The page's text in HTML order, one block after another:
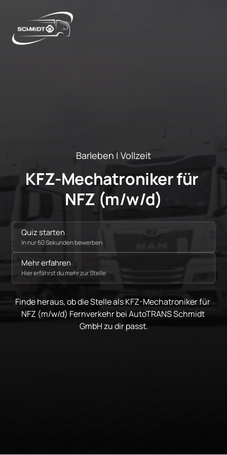
Barleben | Vollzeit
KFZ-Mechatroniker für
NFZ (m/w/d)
Auswählen
Quiz starten
In nur 60 Sekunden bewerben
Mehr erfahren
Hier erfährst du mehr zur Stelle
Finde heraus, ob die Stelle als KFZ-Mechatroniker für
NFZ (m/w/d) Fernverkehr bei AutoTRANS Schmidt
GmbH zu dir passt.